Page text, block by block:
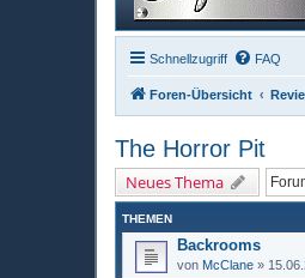
Schnellzugriff FAQ
Foren-Übersicht
The Horror Pit
Neues Thema
THEMEN
Backrooms
von McClane »